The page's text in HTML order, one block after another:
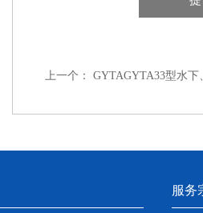
上一个： GYTAGYTA33型水下
服务